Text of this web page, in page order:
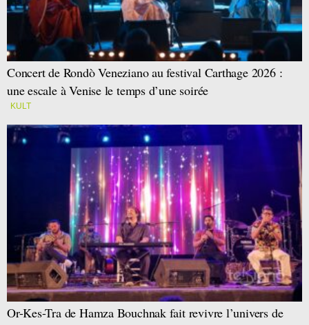
Concert de Rondò Veneziano au festival Carthage 2026 :
une escale à Venise le temps d’une soirée
KULT
Or-Kes-Tra de Hamza Bouchnak fait revivre l’univers de